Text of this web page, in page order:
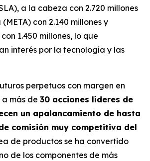
a la cabeza con 2.720 millones
con 2.140 millones y
1.450 millones, lo que
interés por la tecnología y las
perpetuos con margen en
a más de 30 acciones líderes de
un apalancamiento de hasta
comisión muy competitiva del
de productos se ha convertido
de los componentes de más